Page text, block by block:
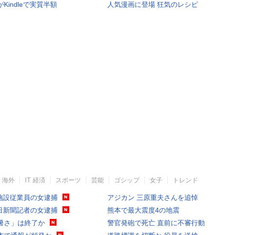
Kindleで実質半額
人気漫画に登場 狂気のレシピ
海外 IT 経済 スポーツ 芸能 ゴシップ 女子 トレンド
設従業員の女逮捕
新聞記者の女逮捕
さ」は終了か
アジカン 三原重夫さんを追悼
熊本で最大震度4の地震
警官発砲で死亡 直前に不審行動